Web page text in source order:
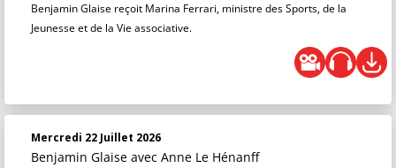
Benjamin Glaise reçoit Marina Ferrari, ministre des Sports, de la
Jeunesse et de la Vie associative.
Mercredi 22 Juillet 2026
Benjamin Glaise avec Anne Le Hénanff